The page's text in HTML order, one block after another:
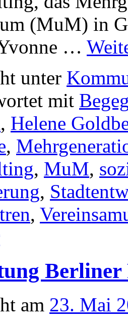
(MuM) in
…
unter
mit
, Helene
,
, MuM,
,
,
Berliner
am 23. Mai